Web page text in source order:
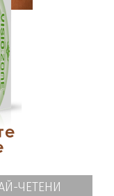
ЧЕТЕНИ